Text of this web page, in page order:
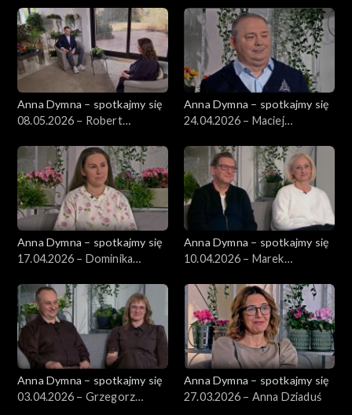
Anna Dymna – spotkajmy się
08.05.2026 – Robert
Anna Dymna – spotkajmy się
24.04.2026 – Maciej
Anna Dymna – spotkajmy się
17.04.2026 – Dominika
Anna Dymna – spotkajmy się
10.04.2026 – Marek
Anna Dymna – spotkajmy się
03.04.2026 – Grzegorz
Anna Dymna – spotkajmy się
27.03.2026 – Anna Dziaduś